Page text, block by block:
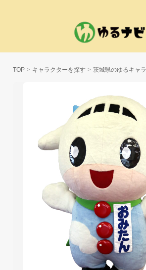
TOP キャラクターを探す 茨城県のゆるキャラ